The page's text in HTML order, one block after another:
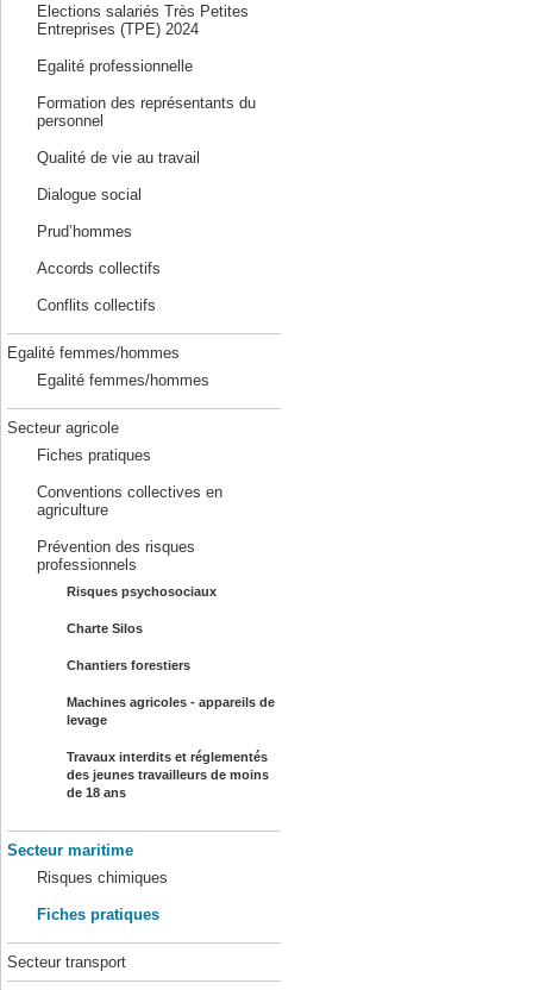
Elections salariés Très Petites
Entreprises (TPE) 2024
Egalité professionnelle
Formation des représentants du
personnel
Qualité de vie au travail
Dialogue social
Prud’hommes
Accords collectifs
Conflits collectifs
Egalité femmes/hommes
Egalité femmes/hommes
Secteur agricole
Fiches pratiques
Conventions collectives en
agriculture
Prévention des risques
professionnels
Risques psychosociaux
Charte Silos
Chantiers forestiers
Machines agricoles - appareils de
levage
Travaux interdits et réglementés
des jeunes travailleurs de moins
de 18 ans
Secteur maritime
Risques chimiques
Fiches pratiques
Secteur transport